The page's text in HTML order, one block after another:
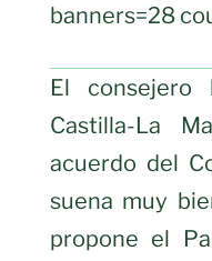
banners=28
El consejero
Castilla-La
acuerdo del
suena muy
propone el